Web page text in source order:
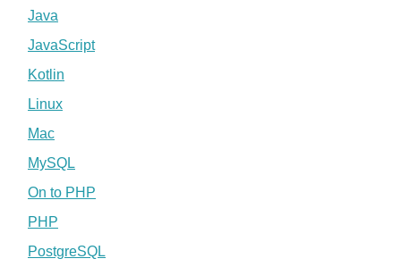
Java
JavaScript
Kotlin
Linux
Mac
MySQL
On to PHP
PHP
PostgreSQL